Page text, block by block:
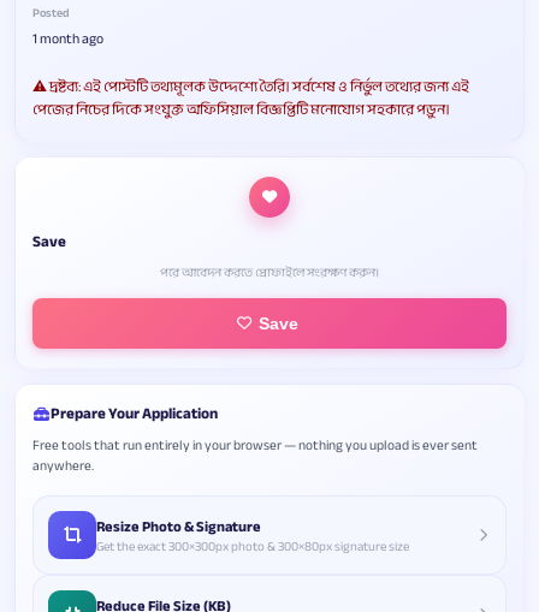
Posted
1 month ago
⚠️ দ্রষ্টব্য: এই পোস্টটি তথ্যমূলক উদ্দেশ্যে তৈরি। সর্বশেষ ও নির্ভুল তথ্যের জন্য এই
পেজের নিচের দিকে সংযুক্ত অফিসিয়াল বিজ্ঞপ্তিটি মনোযোগ সহকারে পড়ুন।
Save
পরে আবেদন করতে প্রোফাইলে সংরক্ষণ করুন।
Save
Prepare Your Application
Free tools that run entirely in your browser — nothing you upload is ever sent
anywhere.
Resize Photo & Signature
Get the exact 300×300px photo & 300×80px signature size
Reduce File Size (KB)